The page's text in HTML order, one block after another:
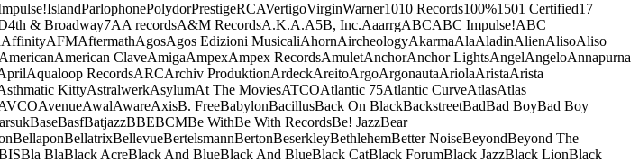
IslandParlophonePolydorPrestigeRCAVertigoVirginWarner1010 Records100%1501 Certified17
4th & Broadway7AA recordsA&M RecordsA.K.A.A5B, Inc.AaarrgABCABC Impulse!ABC
AffinityAFMAftermathAgosAgos Edizioni MusicaliAhornAircheologyAkarmaAlaAladinAlienAlisoAliso
AmericanAmerican ClaveAmigaAmpexAmpex RecordsAmuletAnchorAnchor LightsAngelAngeloAnnapurna
Aqualoop RecordsARCArchiv ProduktionArdeckAreitoArgoArgonautaAriolaAristaArista
KittyAstralwerkAsylumAt The MoviesATCOAtlantic 75Atlantic CurveAtlasAtlas
AvenueAwalAwareAxisB. FreeBabylonBacillusBack On BlackBackstreetBadBad BoyBad Boy
BaseBasfBatjazzBBEBCMBe WithBe With RecordsBe! JazzBear
BellaponBellatrixBellevueBertelsmannBertonBeserkleyBethlehemBetter NoiseBeyondBeyond The
Bla BlaBlack AcreBlack And BlueBlack And BlueBlack CatBlack ForumBlack JazzBlack LionBlack